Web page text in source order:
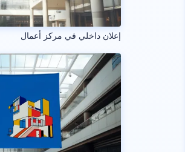
إعلان داخلي في مركز أعمال